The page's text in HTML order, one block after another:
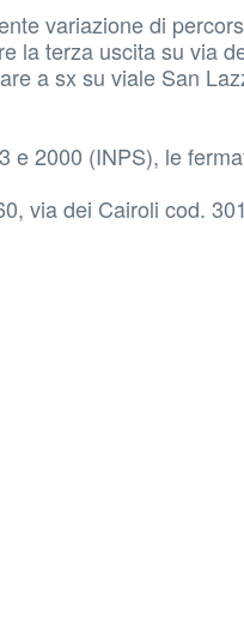
variazione di
la terza uscita su via
a sx su viale San
e 2000 (INPS), le
via dei Cairoli cod.